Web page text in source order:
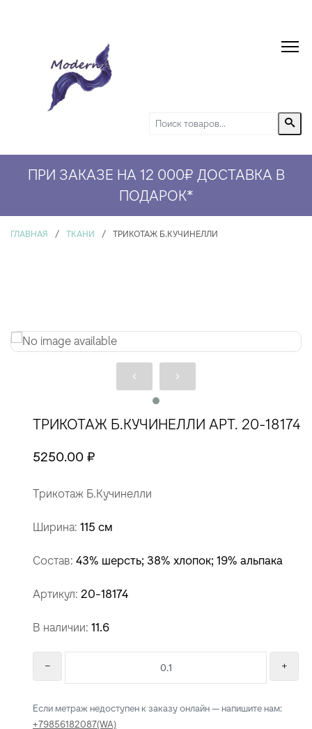
ПРИ ЗАКАЗЕ НА 12 000₽ ДОСТАВКА В
ПОДАРОК*
СКИДКА 5% НА ПЕРВЫЙ ЗАКАЗ*
ГЛАВНАЯ / ТКАНИ / ТРИКОТАЖ Б.КУЧИНЕЛЛИ
ТРИКОТАЖ Б.КУЧИНЕЛЛИ АРТ. 20-18174
5250.00 ₽
Трикотаж Б.Кучинелли
Ширина: 115 см
Состав: 43% шерсть; 38% хлопок; 19% альпака
Артикул: 20-18174
В наличии: 11.6
Если метраж недоступен к заказу онлайн — напишите нам:
+79856182087(WA)